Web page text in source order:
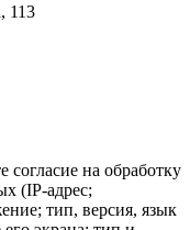
113
согласие на обработку
(IP-адрес;
тип, версия, язык